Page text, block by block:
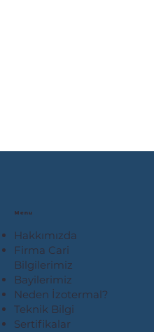
Menu
Hakkımızda
Firma Cari
Bilgilerimiz
Bayilerimiz
Neden İzotermal?
Teknik Bilgi
Sertifikalar